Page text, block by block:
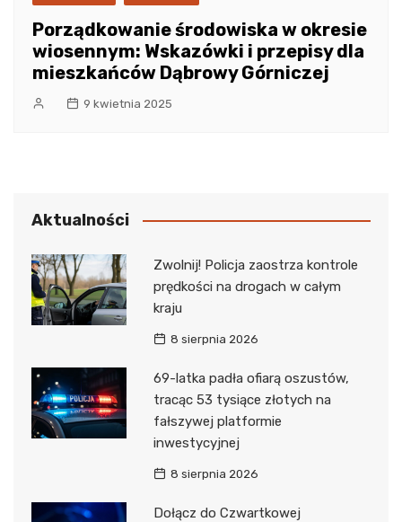
Porządkowanie środowiska w okresie
wiosennym: Wskazówki i przepisy dla
mieszkańców Dąbrowy Górniczej
9 kwietnia 2025
Aktualności
Zwolnij! Policja zaostrza kontrole
prędkości na drogach w całym
kraju
8 sierpnia 2026
69-latka padła ofiarą oszustów,
tracąc 53 tysiące złotych na
fałszywej platformie
inwestycyjnej
8 sierpnia 2026
Dołącz do Czwartkowej